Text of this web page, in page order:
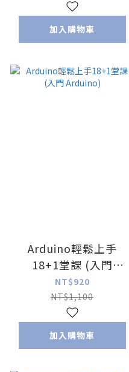
加入購物車
Arduino輕鬆上手
18+1堂課 (入門
Arduino)
NT$920
NT$1,100
加入購物車